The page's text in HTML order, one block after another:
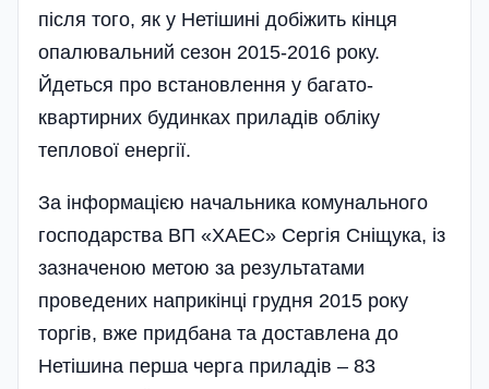
після того, як у Нетішині добіжить кінця
опалювальний сезон 2015-2016 року.
Йдеться про встановлення у багато­
квартирних будинках приладів обліку
теплової енергії.
За інформацією начальника комунального
господарства ВП «ХАЕС» Сергія Сніщука, із
зазначеною метою за результатами
проведених наприкінці грудня 2015 року
торгів, вже придбана та доставлена до
Нетішина перша черга приладів – 83